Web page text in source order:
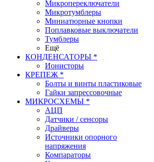
Микропереключатели
Микротумблеры
Миниатюрные кнопки
Поплавковые выключатели
Тумблеры
Ещё
КОНДЕНСАТОРЫ *
Ионисторы
КРЕПЕЖ *
Болты и винты пластиковые
Гайки запрессовочные
МИКРОСХЕМЫ *
АЦП
Датчики / сенсоры
Драйверы
Источники опорного
напряжения
Компараторы